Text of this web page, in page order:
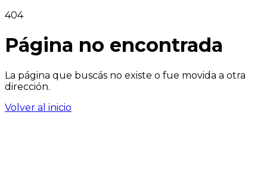
404
Página no encontrada
La página que buscás no existe o fue movida a otra
dirección.
Volver al inicio